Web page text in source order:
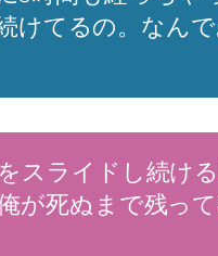
けてるの。なん
スライドし続け
が死ぬまで残っ